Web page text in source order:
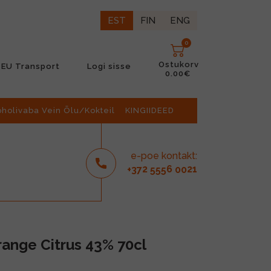
EST FIN ENG
EU Transport Logi sisse
0
Ostukorv
0.00€
Vein Õlu/Kokteil KINGIIDEED
e-poe kontakt:
+372 5556 0021
Citrus 43% 70cl